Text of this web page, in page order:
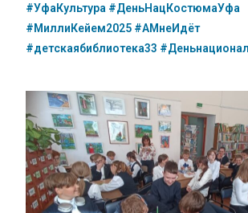
#УфаКультура #ДеньНацКостюмаУфа
#МиллиКейем2025 #АМнеИдёт
#детскаябиблиотека33